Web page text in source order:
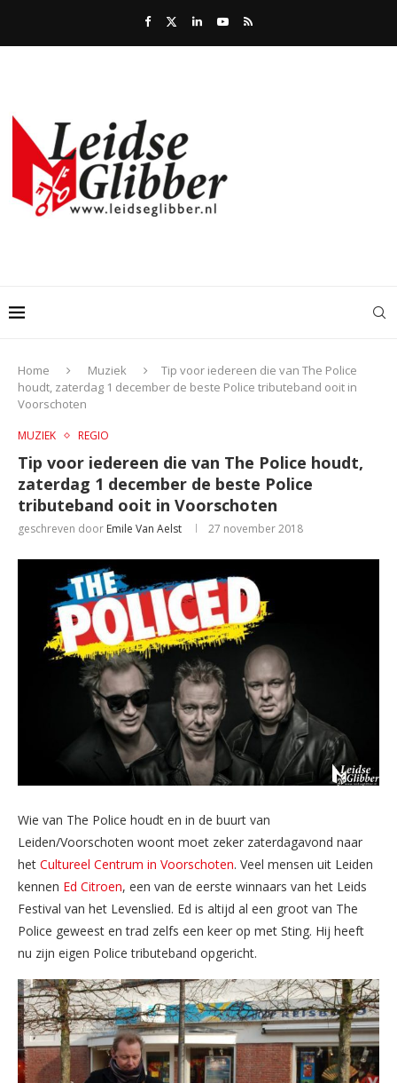
Home Muziek
Tip voor iedereen die van The Police
houdt, zaterdag 1 december de beste Police tributeband ooit in
Voorschoten
MUZIEK REGIO
Tip voor iedereen die van The Police houdt,
zaterdag 1 december de beste Police
tributeband ooit in Voorschoten
geschreven door Emile Van Aelst 27 november 2018
Wie van The Police houdt en in de buurt van
Leiden/Voorschoten woont moet zeker zaterdagavond naar
het Cultureel Centrum in Voorschoten. Veel mensen uit Leiden
kennen Ed Citroen, een van de eerste winnaars van het Leids
Festival van het Levenslied. Ed is altijd al een groot van The
Police geweest en trad zelfs een keer op met Sting. Hij heeft
nu zijn eigen Police tributeband opgericht.